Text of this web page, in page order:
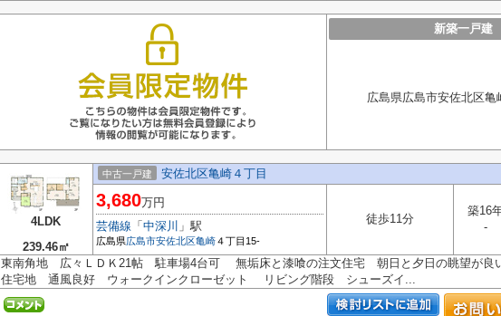
新築一戸建
広島県広島市安佐北区亀
4LDK
239.46㎡
中古一戸建 安佐北区亀崎４丁目
3,680万円
芸備線 「 中深川 」駅
広島県広島市安佐北区亀崎４丁目15-
徒歩11分
築16
-
東南角地 広々ＬＤＫ21帖 駐車場4台可 無垢床と漆喰の注文住宅 朝日と夕日の眺望が
住宅地 通風良好 ウォークインクローゼット リビング階段 シューズイ...